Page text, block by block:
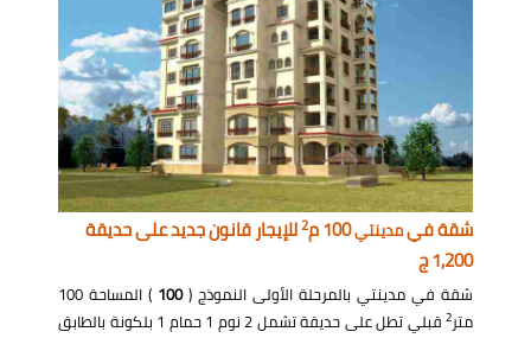
شقة فيمدينتي100 م 2للإيجار قانون جديد على حديقة
1,200 ج
شقة في مدينتي بالمرحلة الأولى النموذج (100
) المساحة 100
متر2
قبلي تطل على حديقة تشمل 2 نوم 1 حمام 1 بلكونة بالطابق